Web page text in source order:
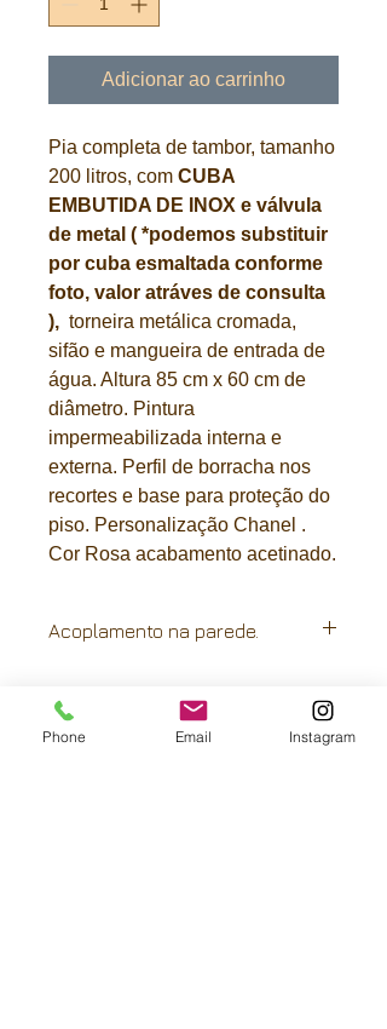
Adicionar ao carrinho
Pia completa de tambor, tamanho
200 litros, com CUBA
EMBUTIDA DE INOX e válvula
de metal ( *podemos substituir
por cuba esmaltada conforme
foto, valor atráves de consulta
), torneira metálica cromada,
sifão e mangueira de entrada de
água. Altura 85 cm x 60 cm de
diâmetro. Pintura
impermeabilizada interna e
externa. Perfil de borracha nos
recortes e base para proteção do
piso. Personalização Chanel .
Cor Rosa acabamento acetinado.
Acoplamento na parede.
rodapé. Seu tambor pia será
fornecido com corte especial para o
Phone Email Instagram